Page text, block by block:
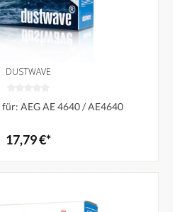
DUSTWAVE
AEG AE 4640 / AE4640
17,79 €*